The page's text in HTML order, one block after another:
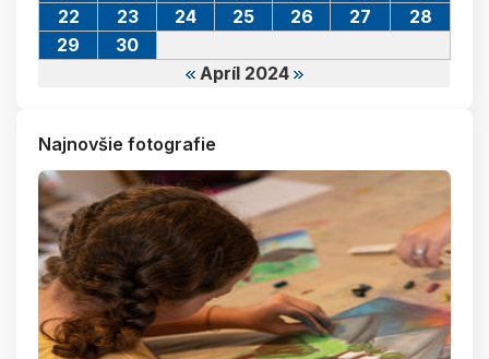
Apríl 2024
22
23 24 25 26 27
28
29
30
Najnovšie fotografie